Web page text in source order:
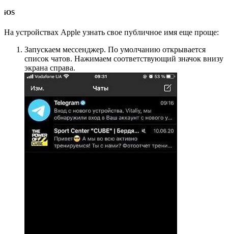
iOS
На устройствах Apple узнать свое публичное имя еще проще:
Запускаем мессенджер. По умолчанию открывается
список чатов. Нажимаем соответствующий значок внизу
экрана справа.